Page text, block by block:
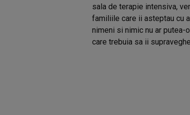
sala de terapie intensiva,
familiile care ii asteptau cu
nimeni si nimic nu ar putea-
care trebuia sa ii